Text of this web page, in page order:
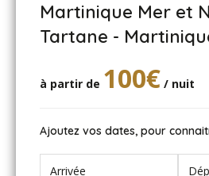
Martinique Mer et
Tartane -
à partir de 100€ / nuit
Ajoutez vos dates, pour